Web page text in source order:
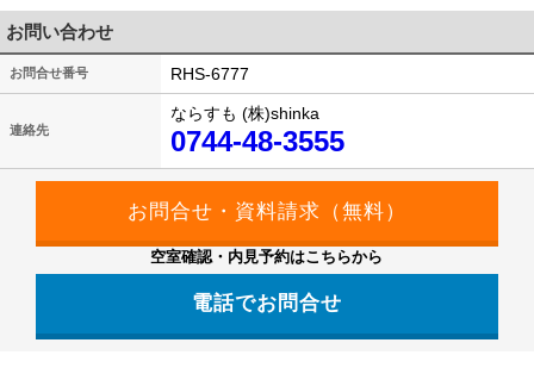
お問い合わせ
お問合せ番号 RHS-6777
連絡先
ならすも (株)shinka
0744-48-3555
空室確認・内見予約はこちらから
電話でお問合せ